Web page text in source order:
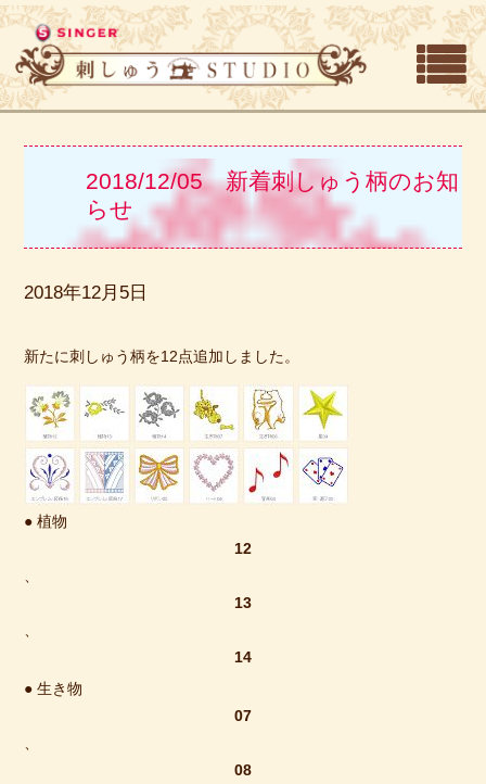
2018/12/05 新着刺しゅう柄のお知
らせ
2018年12月5日
新たに刺しゅう柄を12点追加しました。
● 植物
12
、
13
、
14
● 生き物
07
08